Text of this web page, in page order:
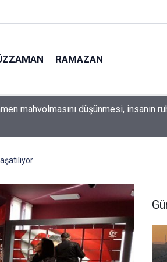
RAMAZAN
şekilde yukarıda tut